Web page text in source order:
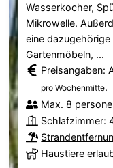
Wasserkocher,
Mikrowelle.
eine
Gartenmöbeln, ...
Preisangaben:
pro Wochenmitte.
Max. 8
Schlafzimmer:
Haustiere